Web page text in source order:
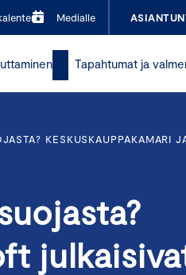
Medialle
Tapahtumat ja